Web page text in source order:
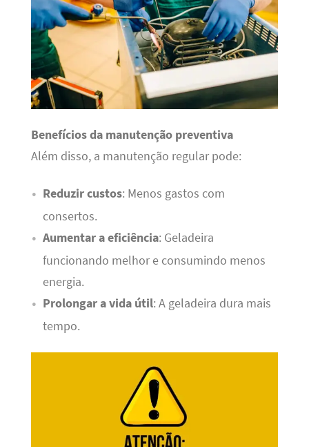
Benefícios da manutenção preventiva
Além disso, a manutenção regular pode:
Reduzir custos: Menos gastos com
consertos.
Aumentar a eficiência: Geladeira
funcionando melhor e consumindo menos
energia.
Prolongar a vida útil: A geladeira dura mais
tempo.